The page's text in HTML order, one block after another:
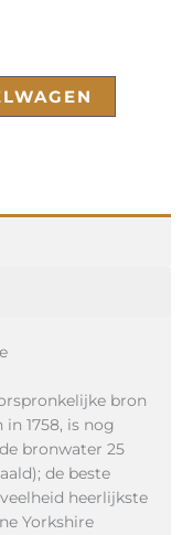
bron
1758, is nog
bronwater 25
de beste
heerlijkste
Yorkshire